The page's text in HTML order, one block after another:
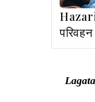
परिवहन
करोड़